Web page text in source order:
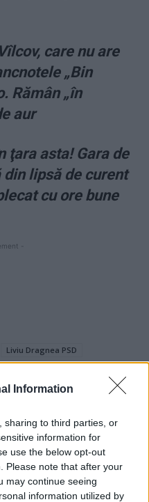
Information
sharing to third parties, or
information for
use the below opt-out
Please note that after your
may continue seeing
information utilized by
care nu are
„Bin
Rămân „în
aur
ţara asta! Gara de
lipsă de curent
cu ore bune
-
Liviu Dragnea PSD
Articolul următor
Ridiculizând-o pe agramata